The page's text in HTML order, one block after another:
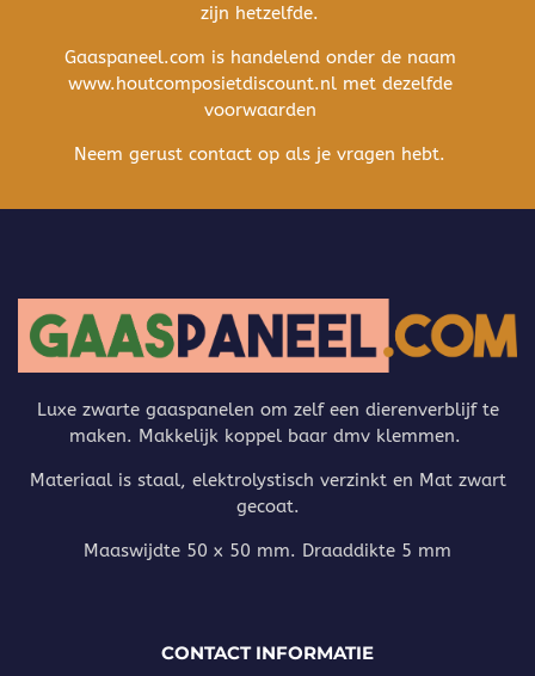
zijn hetzelfde.
Gaaspaneel.com is handelend onder de naam
www.houtcomposietdiscount.nl met dezelfde
voorwaarden
Neem gerust contact op als je vragen hebt.
Luxe zwarte gaaspanelen om zelf een dierenverblijf te
maken. Makkelijk koppel baar dmv klemmen.
Materiaal is staal, elektrolystisch verzinkt en Mat zwart
gecoat.
Maaswijdte 50 x 50 mm. Draaddikte 5 mm
CONTACT INFORMATIE